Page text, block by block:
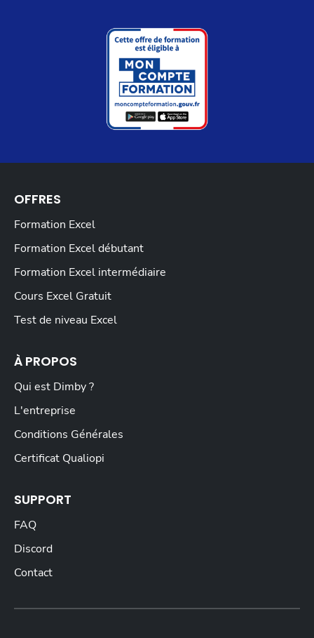
OFFRES
Formation Excel
Formation Excel débutant
Formation Excel intermédiaire
Cours Excel Gratuit
Test de niveau Excel
À PROPOS
Qui est Dimby ?
L'entreprise
Conditions Générales
Certificat Qualiopi
SUPPORT
FAQ
Discord
Contact